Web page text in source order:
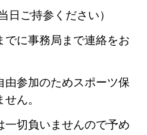
日ご持参ください）
でに事務局まで連絡をお
由参加のためスポーツ保
ん。
一切負いませんので予め